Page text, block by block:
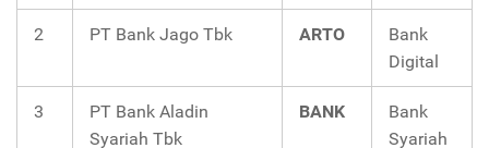
2 PT Bank Jago Tbk ARTO
Bank
Digital
3
PT Bank Aladin
Syariah Tbk
BANK
Bank
Syariah